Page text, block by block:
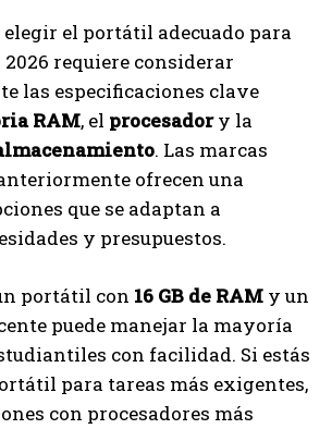
el portátil adecuado para
requiere considerar
las especificaciones clave
RAM, el procesadory la
. Las marcas
ofrecen una
que se adaptan a
y presupuestos.
portátil con 16 GB de RAM y un
puede manejar la mayoría
con facilidad. Si estás
para tareas más exigentes,
con procesadores más